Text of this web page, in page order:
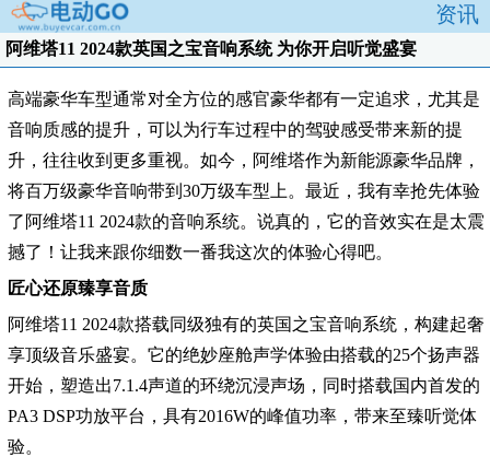
资讯
阿维塔11 2024款英国之宝音响系统 为你开启听觉盛宴
高端豪华车型通常对全方位的感官豪华都有一定追求，尤其是
音响质感的提升，可以为行车过程中的驾驶感受带来新的提
升，往往收到更多重视。如今，阿维塔作为新能源豪华品牌，
将百万级豪华音响带到30万级车型上。最近，我有幸抢先体验
了阿维塔11 2024款的音响系统。说真的，它的音效实在是太震
撼了！让我来跟你细数一番我这次的体验心得吧。
匠心还原臻享音质
阿维塔11 2024款搭载同级独有的英国之宝音响系统，构建起奢
享顶级音乐盛宴。它的绝妙座舱声学体验由搭载的25个扬声器
开始，塑造出7.1.4声道的环绕沉浸声场，同时搭载国内首发的
PA3 DSP功放平台，具有2016W的峰值功率，带来至臻听觉体
验。